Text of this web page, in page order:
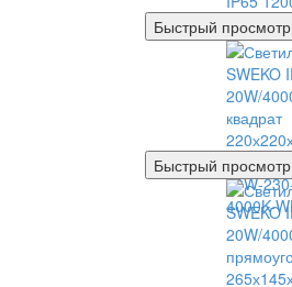
Быстрый просмотр
Быстрый просмотр